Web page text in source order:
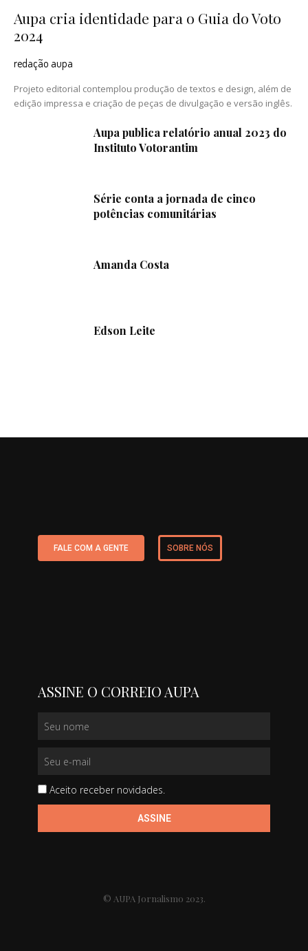
Aupa cria identidade para o Guia do Voto
2024
redação aupa
Projeto editorial contemplou produção de textos e design, além de
edição impressa e criação de peças de divulgação e versão inglês.
Aupa publica relatório anual 2023 do
Instituto Votorantim
Série conta a jornada de cinco
potências comunitárias
Amanda Costa
Edson Leite
FALE COM A GENTE SOBRE NÓS
ASSINE O CORREIO AUPA
Aceito receber novidades.
ASSINE
© AUPA Jornalismo 2023.